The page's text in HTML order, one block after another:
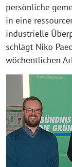
persönliche
in eine
industrielle
schlägt Niko
wöchentlichen